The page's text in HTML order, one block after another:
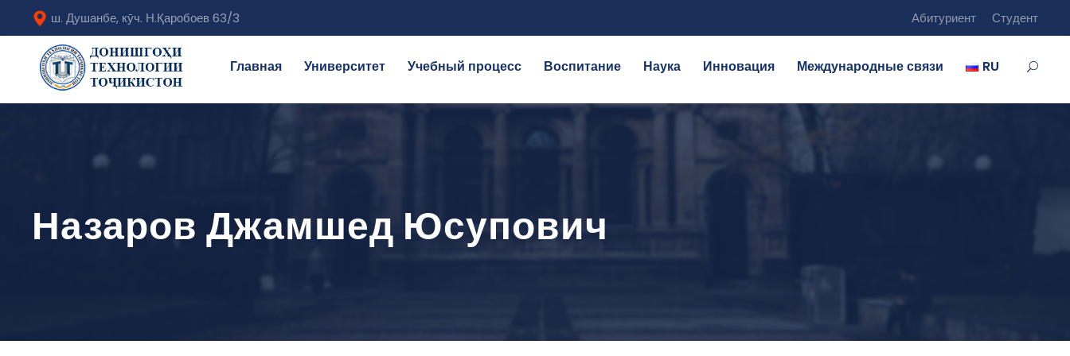
ш. Душанбе, кӯч. Н.Қаробоев 63/3 Абитуриент Студент
Главная Университет Учебный процесс Воспитание Наука Инновация Международные связи RU
Назаров Джамшед Юсупович